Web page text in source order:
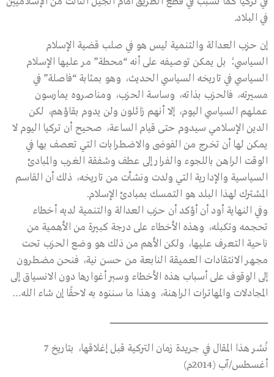
في البلاد.
إن حزب العدالة والتنمية ليس هو في صلب قضية الإسلام
السياسي؛ بل يمكن توصيفه على أنه “محطة” مر عليها الإسلام
السياسي في تاريخه السياسي الحديث، وهو بمثابة “فاصلة” في
مسيرته، فالحزب بذاته، وساسة الحزب، ومناصروه يمارسون
عملهم السياسي اليوم، إلا أنهم زائلون ولن يدوم بقاؤهم، لكن
الدين الإسلامي سيدوم حتى قيام الساعة، صحيح أن تركيا اليوم لا
يمكن لها أن تخرج من الفوضى والاضطرابات التي تعصف بها في
الوقت الراهن باللجوء والفرار إلى عطف وشفقة الغرب والمبادئ
السياسية والإدارية التي ولدت ونشأت من تاريخه، ذلك أن القاسم
المشترك لهذا البلد هو التمسك بمبادئ الإسلام.
وفي النهاية أود أن أؤكد أن حزب العدالة والتنمية لديه أخطاء
تحجمه وتكبله، وهذه الأخطاء على درجة كبيرة من الأهمية من
ناحية التعرف عليها، ولكن الأهم من ذلك هو وضع الحزب تحت
مجهر الانتقادات العميقة النابعة من حسن نية، فنحن مضطرون
إلى الوقوف على أسباب هذه الأخطاء وسبر أغوارها دون الانسياق إلى
المجادلات والمهاترات الراهنة، وهذا ما سننوه به لاحقًا إن شاء الله…
ــــــــــــــــــــــــــــــــــــــــــــــــــــــــــــــــــــــــــــــــــــــــــــــــــــــــــــــــــــــــــــــــــــــــــــــــــــــــــــــــــــــــــــــــــــــــــــــــــــــــــــــــــــــــــــــــــــــــــــــــــــــــــــــــــ
نُشر هذا المقال في جريدة زمان التركية قبل إغلاقها، بتاريخ 7
أغسطس/آب (2014م)